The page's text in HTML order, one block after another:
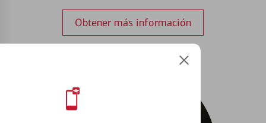
Obtener más información